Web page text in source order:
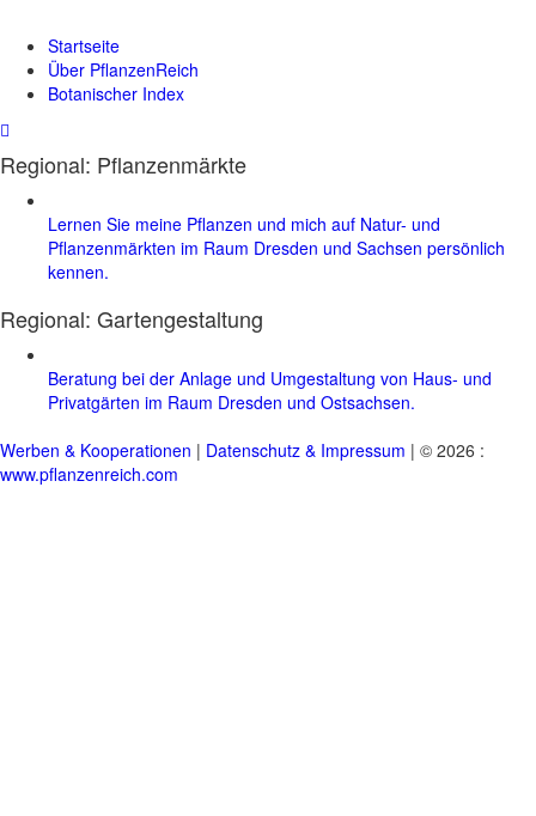
Startseite
Über PflanzenReich
Botanischer Index
Regional: Pflanzenmärkte
Lernen Sie meine Pflanzen und mich auf Natur- und
Pflanzenmärkten im Raum Dresden und Sachsen persönlich
kennen.
Regional: Gartengestaltung
Beratung bei der Anlage und Umgestaltung von Haus- und
Privatgärten im Raum Dresden und Ostsachsen.
Werben & Kooperationen | Datenschutz & Impressum | © 2026 :
www.pflanzenreich.com